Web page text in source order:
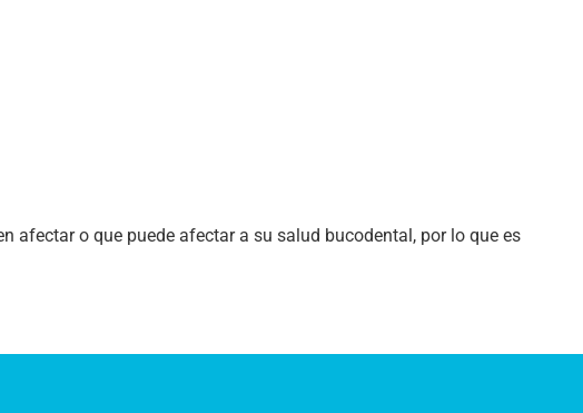
afectar o que puede afectar a su salud bucodental, por lo que es